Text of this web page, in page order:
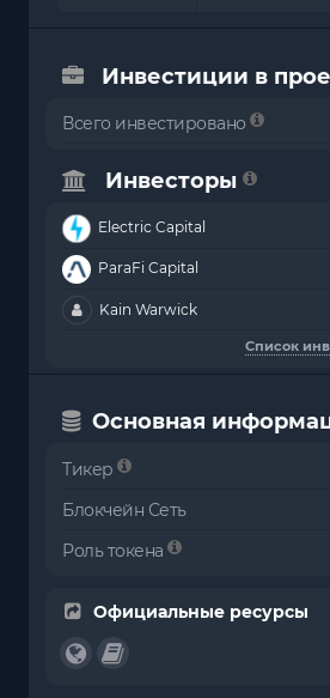
Инвестиции в
Всего инвестировано
Инвесторы
Electric Capital
ParaFi Capital
Kain Warwick
Список
Основная
Тикер
Блокчейн Сеть
Роль токена
Официальные ресурсы